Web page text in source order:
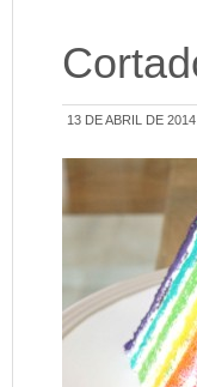
13 DE ABRIL DE 2014